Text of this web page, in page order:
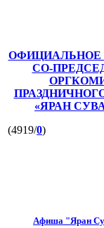
ОФИЦИАЛЬНОЕ
СО-
«ЯРАН
(4919/0)
Афиша "Яран